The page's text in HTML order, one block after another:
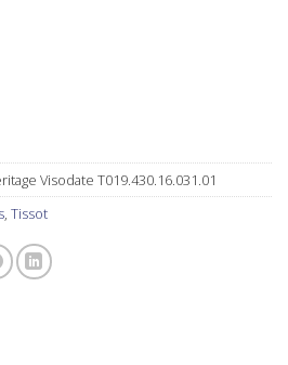
Visodate T019.430.16.031.01
, Tissot